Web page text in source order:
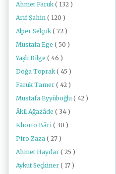
Ahmet Faruk ( 132 )
Arif Şahin ( 120 )
Alper Selçuk ( 72 )
Mustafa Ege ( 50 )
Yaşlı Bilge ( 46 )
Doğa Toprak ( 45 )
Faruk Tamer ( 42 )
Mustafa Eyyüboğlu ( 42 )
Âkil Ağazâde ( 34 )
Khorto Bâri ( 30 )
Piro Zaza ( 27 )
Ahmet Haydar ( 25 )
Aykut Seçkiner ( 17 )